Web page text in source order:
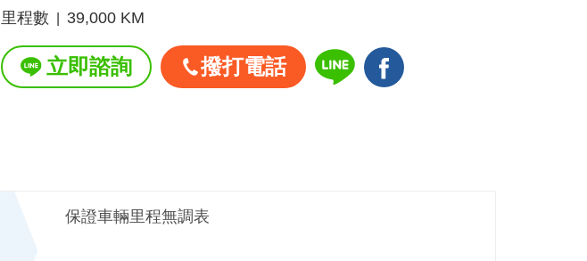
里程數
39,000 KM
立即諮詢 撥打電話
保證車輛里程無調表